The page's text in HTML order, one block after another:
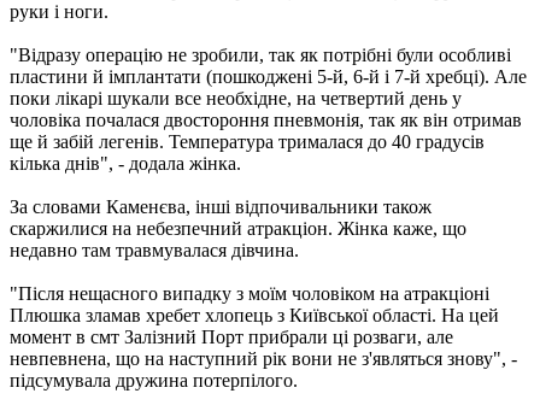
руки і ноги.
"Відразу операцію не зробили, так як потрібні були особливі
пластини й імплантати (пошкоджені 5-й, 6-й і 7-й хребці). Але
поки лікарі шукали все необхідне, на четвертий день у
чоловіка почалася двостороння пневмонія, так як він отримав
ще й забій легенів. Температура трималася до 40 градусів
кілька днів", - додала жінка.
За словами Каменєва, інші відпочивальники також
скаржилися на небезпечний атракціон. Жінка каже, що
недавно там травмувалася дівчина.
"Після нещасного випадку з моїм чоловіком на атракціоні
Плюшка зламав хребет хлопець з Київської області. На цей
момент в смт Залізний Порт прибрали ці розваги, але
невпевнена, що на наступний рік вони не з'являться знову", -
підсумувала дружина потерпілого.